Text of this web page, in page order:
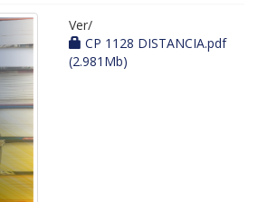
Ver/
CP 1128 DISTANCIA.pdf
(2.981Mb)